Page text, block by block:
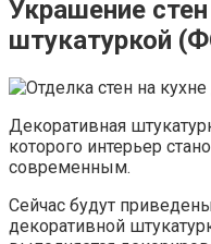
Украшение
штукатуркой
Декоративная
которого интерьер
современным.
Сейчас будут
декоративной